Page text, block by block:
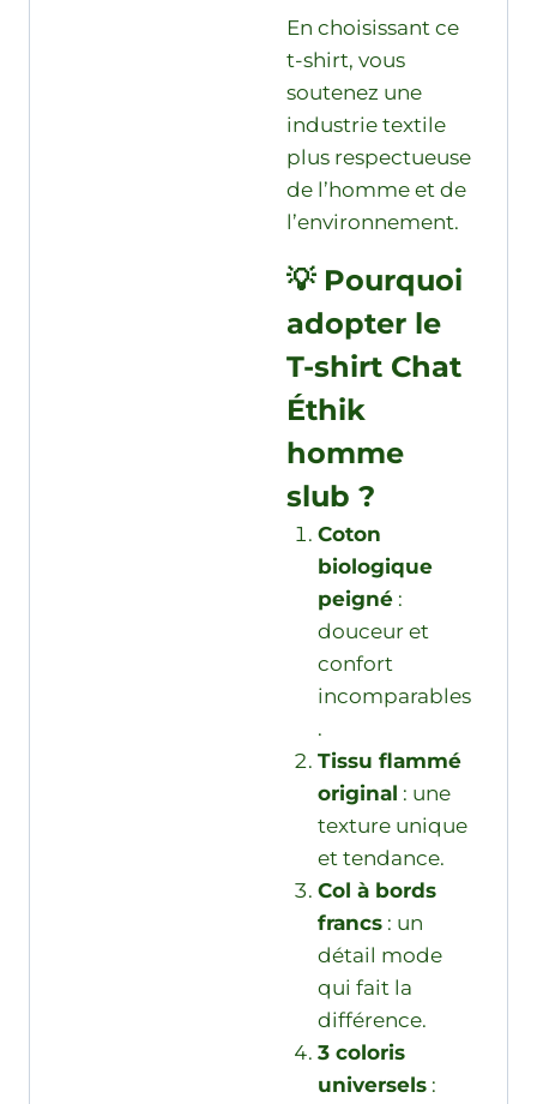
En choisissant ce
t-shirt, vous
soutenez une
industrie textile
plus respectueuse
de l’homme et de
l’environnement.
💡 Pourquoi
adopter le
T-shirt Chat
Éthik
homme
slub ?
Coton
biologique
peigné:
douceur et
confort
incomparables
.
Tissu flammé
original : une
texture unique
et tendance.
Col à bords
francs: un
détail mode
qui fait la
différence.
3 coloris
universels: